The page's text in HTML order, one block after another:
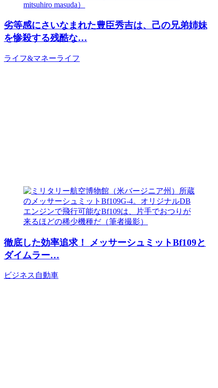
劣等感にさいなまれた豊臣秀吉は、己の兄弟姉妹
を惨殺する残酷な…
ライフ&マネーライフ
徹底した効率追求！ メッサーシュミットBf109と
ダイムラー…
ビジネス 自動車